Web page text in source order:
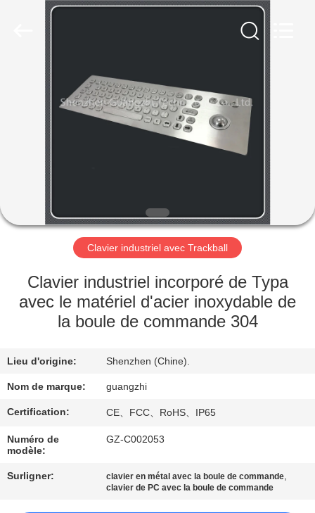
MAISON
PRODUITS
SUJET
DE
NOUS
VISITE
D'USINE
DE
QUALITÉ
CONTACTEZ-
NOUS
Clavier industriel avec Trackball
Clavier industriel incorporé de Typa
avec le matériel d'acier inoxydable de
la boule de commande 304
Lieu d'origine: Shenzhen (Chine).
Nom de marque: guangzhi
Certification: CE、FCC、RoHS、IP65
Numéro de
modèle:
GZ-C002053
Surligner: clavier en métal avec la boule de commande,
clavier de PC avec la boule de commande